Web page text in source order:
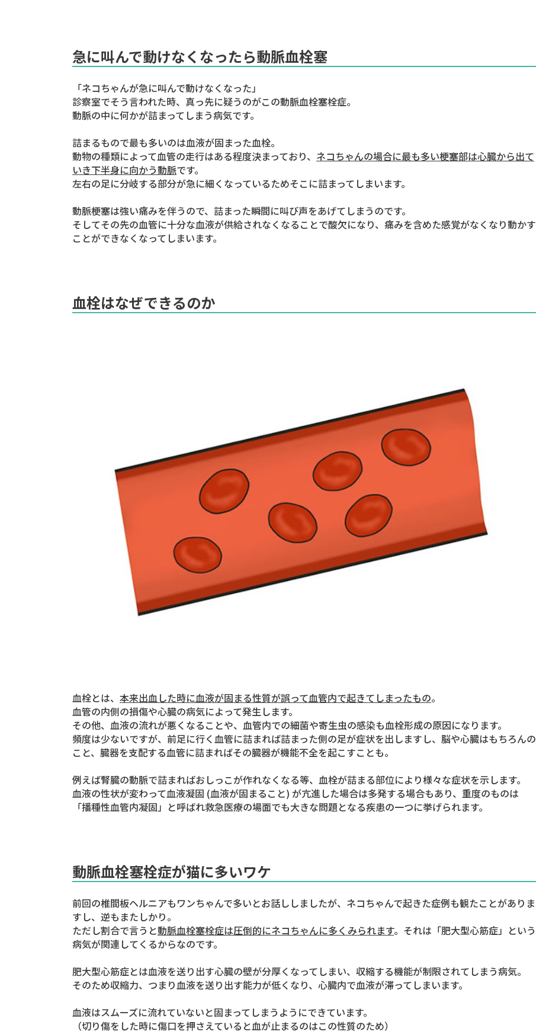
急に叫んで動けなくなったら動脈血栓塞
「ネコちゃんが急に叫んで動けなくなった」
診察室でそう言われた時、真っ先に疑うのがこの動脈血栓塞栓症。
動脈の中に何かが詰まってしまう病気です。
詰まるもので最も多いのは血液が固まった血栓。
動物の種類によって血管の走行はある程度決まっており、 ネコちゃんの場合に最も多い梗塞部は心臓から出て
いき下半身に向かう動脈です。
左右の足に分岐する部分が急に細くなっているためそこに詰まってしまいます。
動脈梗塞は強い痛みを伴うので、詰まった瞬間に叫び声をあげてしまうのです。
そしてその先の血管に十分な血液が供給されなくなることで酸欠になり、痛みを含めた感覚がなくなり動かす
ことができなくなってしまいます。
血栓はなぜできるのか
血栓とは、 本来出血した時に血液が固まる性質が誤って血管内で起きてしまったもの。
血管の内側の損傷や心臓の病気によって発生します。
その他、血液の流れが悪くなることや、血管内での細菌や寄生虫の感染も血栓形成の原因になります。
頻度は少ないですが、前足に行く血管に詰まれば詰まった側の足が症状を出しますし、脳や心臓はもちろんの
こと、臓器を支配する血管に詰まればその臓器が機能不全を起こすことも。
例えば腎臓の動脈で詰まればおしっこが作れなくなる等、血栓が詰まる部位により様々な症状を示します。
血液の性状が変わって血液凝固 (血液が固まること) が亢進した場合は多発する場合もあり、重度のものは
「播種性血管内凝固」 と呼ばれ救急医療の場面でも大きな問題となる疾患の一つに挙げられます。
動脈血栓塞栓症が猫に多いワケ
前回の椎間板ヘルニアもワンちゃんで多いとお話ししましたが、ネコちゃんで起きた症例も観たことがありま
すし、逆もまたしかり。
ただし割合で言うと動脈血栓塞栓症は圧倒的にネコちゃんに多くみられます。それは 「肥大型心筋症」 という
病気が関連してくるからなのです。
肥大型心筋症とは血液を送り出す心臓の壁が分厚くなってしまい、収縮する機能が制限されてしまう病気。
そのため収縮力、つまり血液を送り出す能力が低くなり、心臓内で血液が滞ってしまいます。
血液はスムーズに流れていないと固まってしまうようにできています。
（切り傷をした時に傷口を押さえていると血が止まるのはこの性質のため）